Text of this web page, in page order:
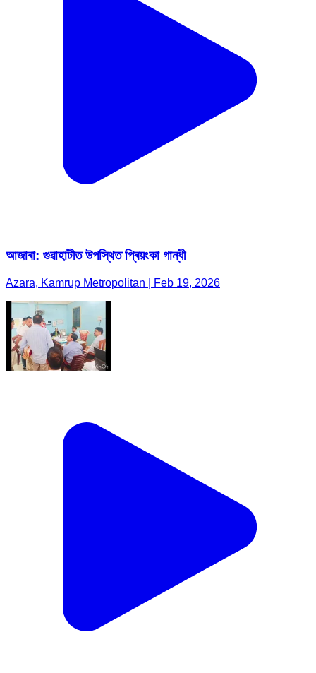
আজাৰা: গুৱাহাটীত উপস্থিত প্ৰিয়ংকা গান্ধী
Azara, Kamrup Metropolitan | Feb 19, 2026